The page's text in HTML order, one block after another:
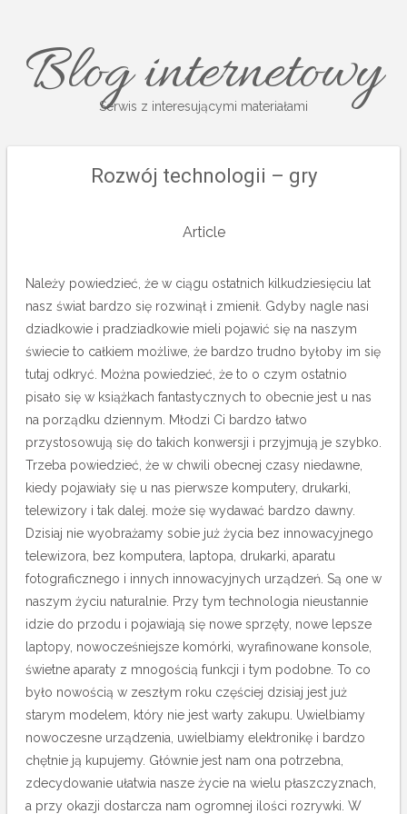
Blog internetowy
Serwis z interesującymi materiałami
Rozwój technologii – gry
Article
Należy powiedzieć, że w ciągu ostatnich kilkudziesięciu lat
nasz świat bardzo się rozwinął i zmienił. Gdyby nagle nasi
dziadkowie i pradziadkowie mieli pojawić się na naszym
świecie to całkiem możliwe, że bardzo trudno byłoby im się
tutaj odkryć. Można powiedzieć, że to o czym ostatnio
pisało się w książkach fantastycznych to obecnie jest u nas
na porządku dziennym. Młodzi Ci bardzo łatwo
przystosowują się do takich konwersji i przyjmują je szybko.
Trzeba powiedzieć, że w chwili obecnej czasy niedawne,
kiedy pojawiały się u nas pierwsze komputery, drukarki,
telewizory i tak dalej. może się wydawać bardzo dawny.
Dzisiaj nie wyobrażamy sobie już życia bez innowacyjnego
telewizora, bez komputera, laptopa, drukarki, aparatu
fotograficznego i innych innowacyjnych urządzeń. Są one w
naszym życiu naturalnie. Przy tym technologia nieustannie
idzie do przodu i pojawiają się nowe sprzęty, nowe lepsze
laptopy, nowocześniejsze komórki, wyrafinowane konsole,
świetne aparaty z mnogością funkcji i tym podobne. To co
było nowością w zeszłym roku częściej dzisiaj jest już
starym modelem, który nie jest warty zakupu. Uwielbiamy
nowoczesne urządzenia, uwielbiamy elektronikę i bardzo
chętnie ją kupujemy. Głównie jest nam ona potrzebna,
zdecydowanie ułatwia nasze życie na wielu płaszczyznach,
a przy okazji dostarcza nam ogromnej ilości rozrywki. W